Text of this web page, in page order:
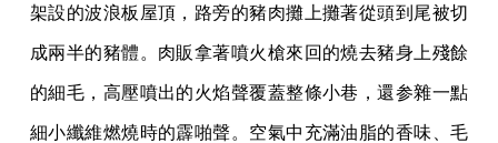
架設的波浪板屋頂，路旁的豬肉攤上攤著從頭到尾被切
成兩半的豬體。肉販拿著噴火槍來回的燒去豬身上殘餘
的細毛，高壓噴出的火焰聲覆蓋整條小巷，還参雜一點
細小纖維燃燒時的霹啪聲。空氣中充滿油脂的香味、毛